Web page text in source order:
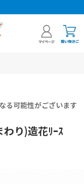
る可能性がございます
り)造花ﾘｰｽ